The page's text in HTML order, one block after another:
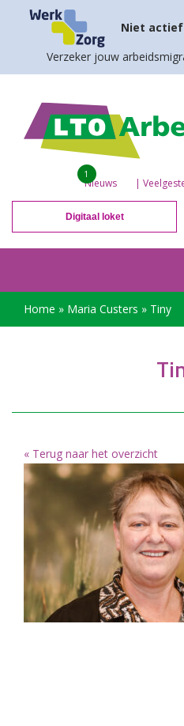
Niet actief
Verzeker jouw
Nieuws
1
|
Digitaal loket
Home » Maria Custers » Tiny
« Terug naar het overzicht